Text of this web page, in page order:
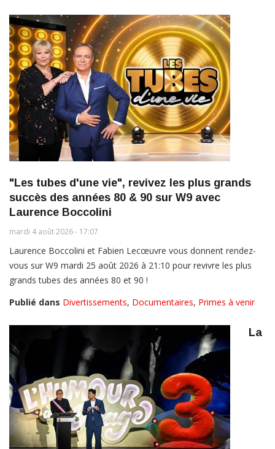
"Les tubes d'une vie", revivez les plus grands
succès des années 80 & 90 sur W9 avec
Laurence Boccolini
mardi 4 août 2026 - 17:07
Laurence Boccolini et Fabien Lecœuvre vous donnent rendez-
vous sur W9 mardi 25 août 2026 à 21:10 pour revivre les plus
grands tubes des années 80 et 90 !
Publié dans Divertissements, Documentaires, Primes à venir
La